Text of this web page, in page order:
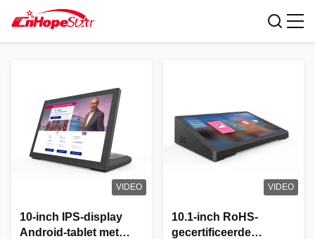
Slimme thuistablet
VIDEO
10-inch IPS-display
Android-tablet met
VIDEO
10.1-inch RoHS-
gecertificeerde